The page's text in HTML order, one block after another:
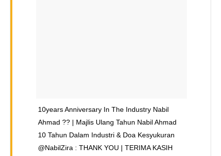
10years Anniversary In The Industry Nabil
Ahmad ?? | Majlis Ulang Tahun Nabil Ahmad
10 Tahun Dalam Industri & Doa Kesyukuran
@NabilZira : THANK YOU | TERIMA KASIH